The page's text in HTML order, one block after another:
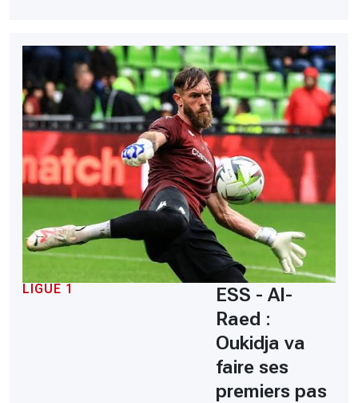
LIGUE 1
ESS - Al-
Raed :
Oukidja va
faire ses
premiers pas